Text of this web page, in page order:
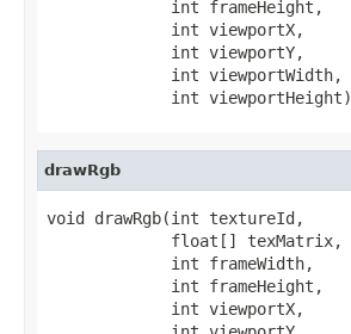
             int frameHeight,
             int viewportX,
             int viewportY,
             int viewportWidth,
             int viewportHeight)
drawRgb
void drawRgb(int textureId,
             float[] texMatrix,
             int frameWidth,
             int frameHeight,
             int viewportX,